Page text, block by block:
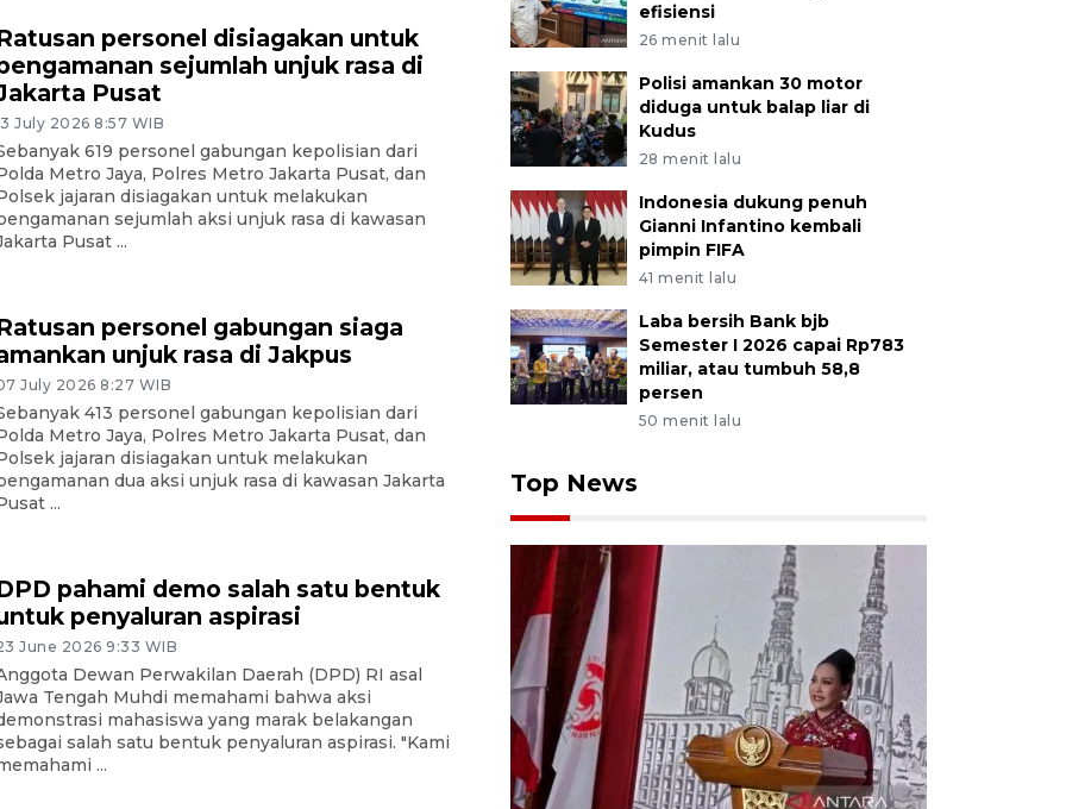
personel disiagakan untuk
sejumlah unjuk rasa di
Pusat
July 2026 8:57 WIB
619 personel gabungan kepolisian dari
Metro Jaya, Polres Metro Jakarta Pusat, dan
jajaran disiagakan untuk melakukan
sejumlah aksi unjuk rasa di kawasan
Pusat ...
personel gabungan siaga
unjuk rasa di Jakpus
July 2026 8:27 WIB
413 personel gabungan kepolisian dari
Metro Jaya, Polres Metro Jakarta Pusat, dan
jajaran disiagakan untuk melakukan
dua aksi unjuk rasa di kawasan Jakarta
...
pahami demo salah satu bentuk
penyaluran aspirasi
June 2026 9:33 WIB
Dewan Perwakilan Daerah (DPD) RI asal
Tengah Muhdi memahami bahwa aksi
mahasiswa yang marak belakangan
salah satu bentuk penyaluran aspirasi. "Kami
...
efisiensi
26 menit lalu
Polisi amankan 30 motor
diduga untuk balap liar di
Kudus
28 menit lalu
Indonesia dukung penuh
Gianni Infantino kembali
pimpin FIFA
41 menit lalu
Laba bersih Bank bjb
Semester I 2026 capai Rp783
miliar, atau tumbuh 58,8
persen
50 menit lalu
Top News